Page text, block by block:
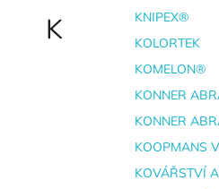
K
KNIPEX®
KOLORTEK
KOMELON®
KONNER
KONNER
KOOPMANS
KOVÁŘSTVÍ